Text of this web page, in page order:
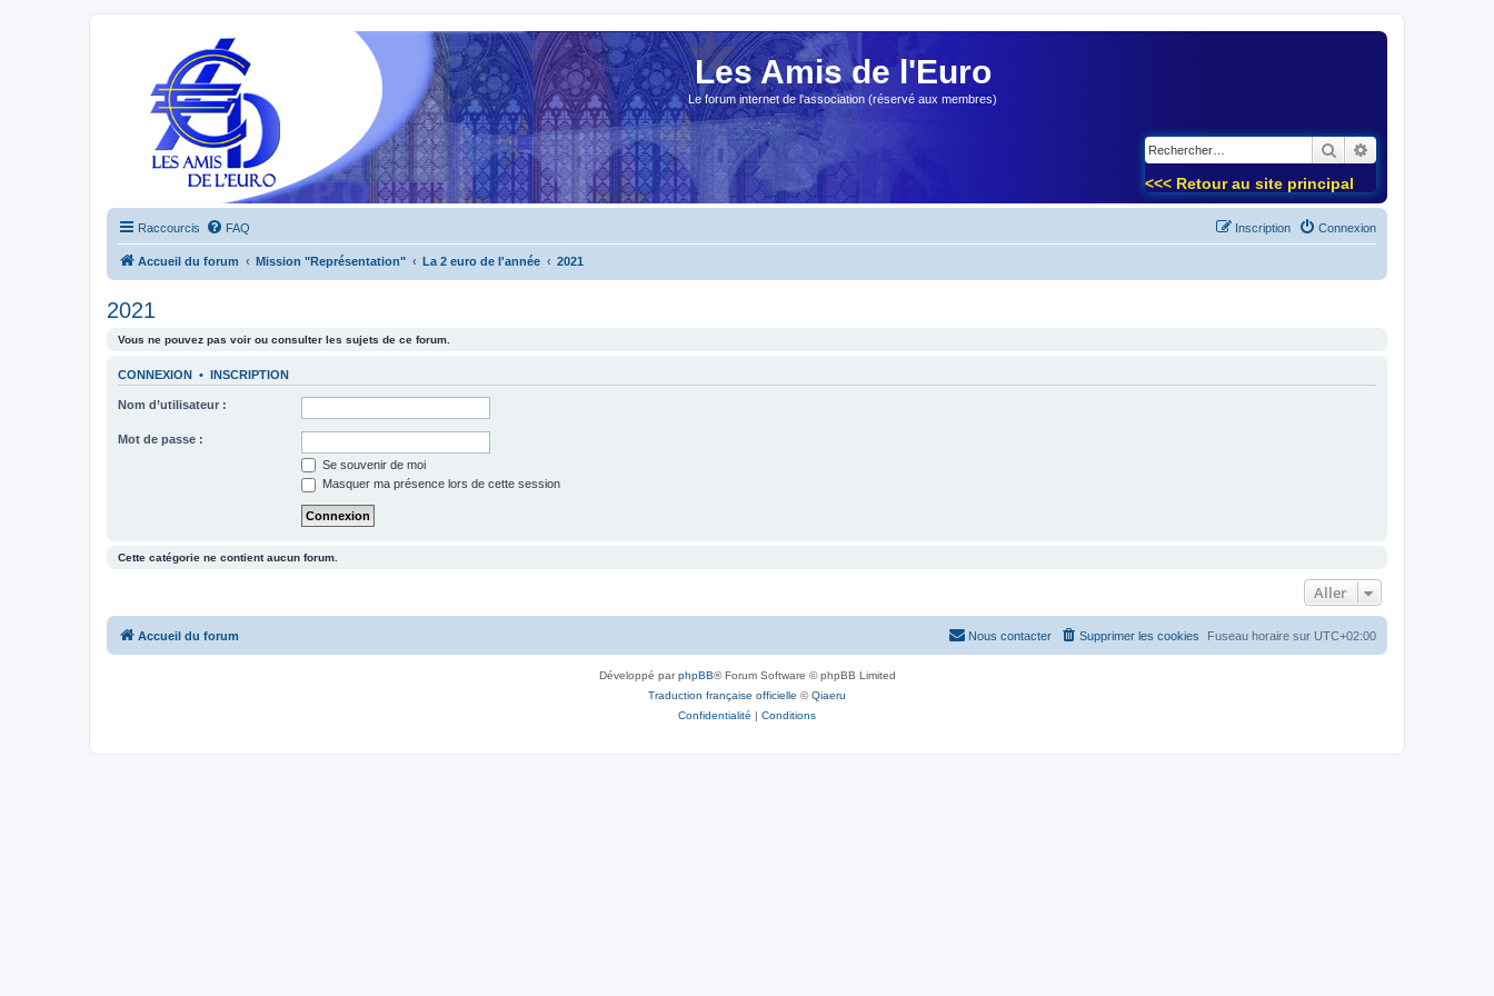
Les Amis de l'Euro
Le forum internet de l'association (réservé aux membres)
Rechercher
<<< Retour au site principal
Raccourcis FAQ Connexion
Inscription
Accueil du forum Mission "Représentation" La 2 euro de l'année 2021
2021
Vous ne pouvez pas voir ou consulter les sujets de ce forum.
CONNEXION • INSCRIPTION
Nom d’utilisateur :
Mot de passe :
Se souvenir de moi
Masquer ma présence lors de cette session
Cette catégorie ne contient aucun forum.
Aller
Accueil du forum Fuseau horaire sur UTC+02:00
Supprimer les cookies
Nous contacter
Développé parphpBB® Forum Software © phpBB Limited
Traduction française officielle ©Qiaeru
Confidentialité | Conditions